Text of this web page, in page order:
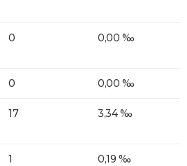
0 0,00 ‰
0 0,00 ‰
17 3,34 ‰
1 0,19 ‰